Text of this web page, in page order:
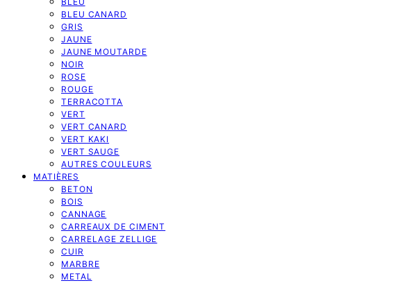
BLEU CANARD
GRIS
JAUNE
JAUNE MOUTARDE
NOIR
ROSE
ROUGE
TERRACOTTA
VERT
VERT CANARD
VERT KAKI
VERT SAUGE
AUTRES COULEURS
MATIÈRES
BETON
BOIS
CANNAGE
CARREAUX DE CIMENT
CARRELAGE ZELLIGE
CUIR
MARBRE
METAL